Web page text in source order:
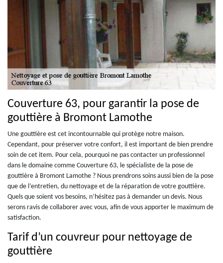
Couverture 63, pour garantir la pose de
gouttière à Bromont Lamothe
Une gouttière est cet incontournable qui protège notre maison.
Cependant, pour préserver votre confort, il est important de bien prendre
soin de cet item. Pour cela, pourquoi ne pas contacter un professionnel
dans le domaine comme Couverture 63, le spécialiste de la pose de
gouttière à Bromont Lamothe ? Nous prendrons soins aussi bien de la pose
que de l’entretien, du nettoyage et de la réparation de votre gouttière.
Quels que soient vos besoins, n’hésitez pas à demander un devis. Nous
serons ravis de collaborer avec vous, afin de vous apporter le maximum de
satisfaction.
Tarif d’un couvreur pour nettoyage de
gouttière